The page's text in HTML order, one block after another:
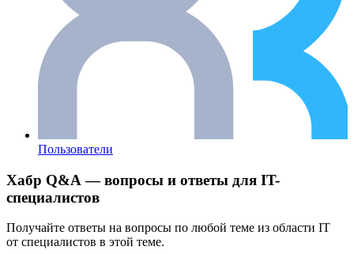
Пользователи
Хабр Q&A — вопросы и ответы для IT-
специалистов
Получайте ответы на вопросы по любой теме из области IT
от специалистов в этой теме.